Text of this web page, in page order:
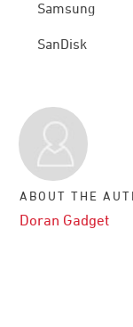
Samsung
SanDisk
ABOUT THE
Doran Gadget